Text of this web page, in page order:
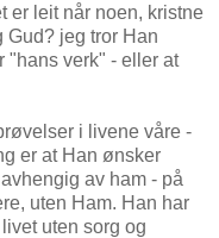
er leit når noen, kristne
Gud? jeg tror Han
"hans verk" - eller at
i livene våre -
er at Han ønsker
av ham - på
uten Ham. Han har
uten sorg og